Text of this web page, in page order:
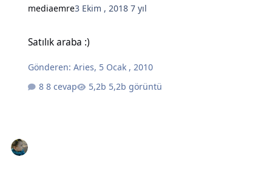
mediaemre3 Ekim , 20187 yıl
Satılık araba :)
Gönderen:Aries, 5 Ocak , 2010
8 cevap
5,2b görüntü